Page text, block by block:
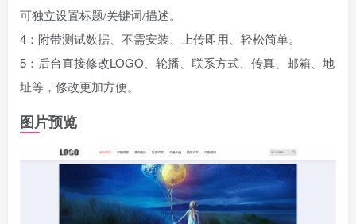
可独立设置标题/关键词/描述。
4：附带测试数据、不需安装、上传即用、轻松简单。
5：后台直接修改LOGO、轮播、联系方式、传真、邮箱、地
址等，修改更加方便。
图片预览